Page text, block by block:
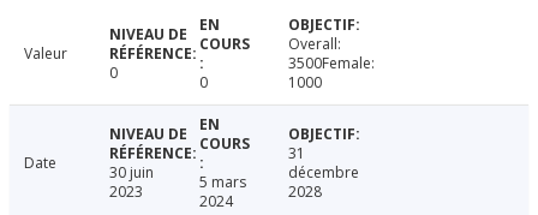
Valeur
0
0
Overall:
3500Female:
1000
Date
30 juin
2023
5 mars
2024
31
décembre
2028